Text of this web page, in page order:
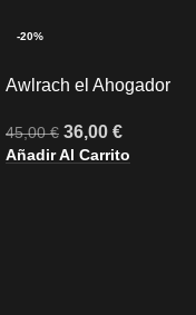
-20%
Awlrach el Ahogador
45,00€ 36,00 €
Añadir Al Carrito